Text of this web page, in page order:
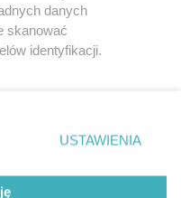
danych
skanować
identyfikacji.
ustawień prywatności
strony
wymagają zgody
się takiemu
USTAWIENIA